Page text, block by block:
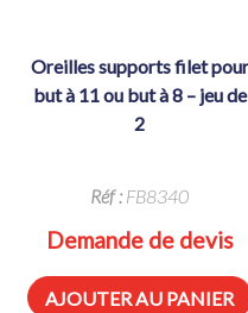
oreilles supports filet pour
but à 11 ou but à 8 – jeu de
2
Réf :FB8340
Demande de devis
AJOUTER AU PANIER